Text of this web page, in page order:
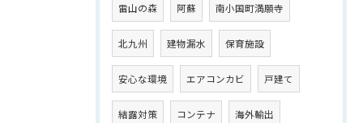
雷山の森 阿蘇 南小国町満願寺
北九州 建物漏水 保育施設
安心な環境 エアコンカビ 戸建て
結露対策 コンテナ 海外輸出